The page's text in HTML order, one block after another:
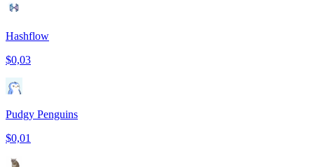
Hashflow
$0,03
Pudgy Penguins
$0,01